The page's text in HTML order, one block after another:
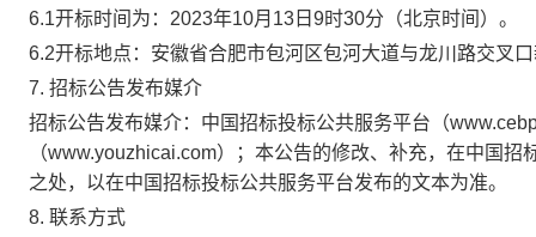
6.1开标时间为： 2023年10月 13 日 9时30分 （北京时间） 。
6.2开标地点：安徽省合肥市包河区包河大道与龙川路交叉
7. 招标公告发布媒介
招标公告发布媒介：中国招标投标公共服务平台（
（www.youzhicai.com）；本公告的修改、补充，在中国招
之处，以在中国招标投标公共服务平台发布的文本为准。
8. 联系方式